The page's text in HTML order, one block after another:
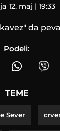
12. maj | 19:33
da
Podeli:
TEME
Sever